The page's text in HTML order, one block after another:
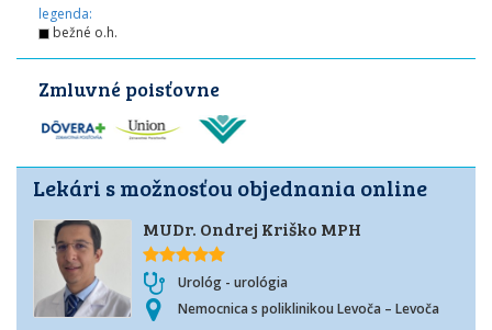
legenda:
bežné o.h.
Zmluvné poisťovne
Lekári s možnosťou objednania online
MUDr. Ondrej Kriško MPH
Urológ - urológia
Nemocnica s poliklinikou Levoča – Levoča